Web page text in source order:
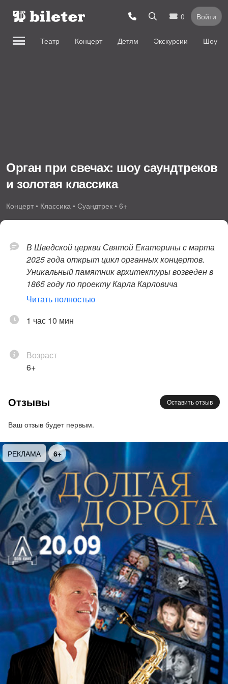
0 Войти
Театр Концерт Детям Экскурсии Шоу
Орган при свечах: шоу саундтреков
и золотая классика
Концерт • Классика • Суандтрек • 6+
В Шведской церкви Святой Екатерины с марта
2025 года открыт цикл органных концертов.
Уникальный памятник архитектуры возведен в
1865 году по проекту Карла Карловича
Андерсона в псевдороманском стиле и
города — на углу пешеходной Малой
и уникальная акустика — все это идеально
подходит для звучания короля инструментов,
завораживающем мерцании свечей. Ждем вас!
Орган при свечах: шоу саундтреков и золотая
классика. Дуэт Ольги Самойленко и Майи
Мокрецовой приглашает погрузиться в океан
зашкаливающих эмоций. Вас ждет встреча с
героями культовых кинолент, немеркнущий свет
Ave Maria и сводящая с ума энергетика танго
Великого Астора. Вечер откроется чудесным
вальсом из так называемой «Джазовой сюиты»
Шостаковича. Сочинение в течение многих лет
было забыто в России и больше пользовалось
известностью за ее пределами.
Аve Mariа — искренняя и великая молитва,
обращённая к Пречистой Деве, вечный и
неиссякаемый источник вдохновения для
композиторов разных эпох и стран. Прозвучат
версии Луцци, Сен-Санса, Масканьи и Кипрского.
Вечер продолжит Великий Астор. Всю свою жизнь
Пьяццолла стремился поднять танго, рожденное в
глубине нищенских портовых кварталов Буэнос-
Айреса, до уровня высокого искусства и ему это
удалось. Libertango — это символ перехода от
Читать полностью
1 час 10 мин
Возраст
6+
Отзывы Оставить отзыв
Ваш отзыв будет первым.
6+